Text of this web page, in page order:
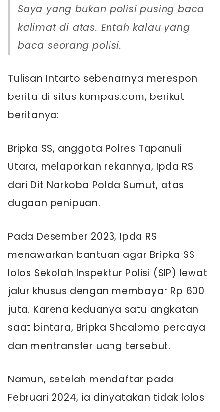
Saya yang bukan polisi pusing baca
kalimat di atas. Entah kalau yang
baca seorang polisi.
Tulisan Intarto sebenarnya merespon
berita di situs kompas.com, berikut
beritanya:
Bripka SS, anggota Polres Tapanuli
Utara, melaporkan rekannya, Ipda RS
dari Dit Narkoba Polda Sumut, atas
dugaan penipuan.
Pada Desember 2023, Ipda RS
menawarkan bantuan agar Bripka SS
lolos Sekolah Inspektur Polisi (SIP) lewat
jalur khusus dengan membayar Rp 600
juta. Karena keduanya satu angkatan
saat bintara, Bripka Shcalomo percaya
dan mentransfer uang tersebut.
Namun, setelah mendaftar pada
Februari 2024, ia dinyatakan tidak lolos